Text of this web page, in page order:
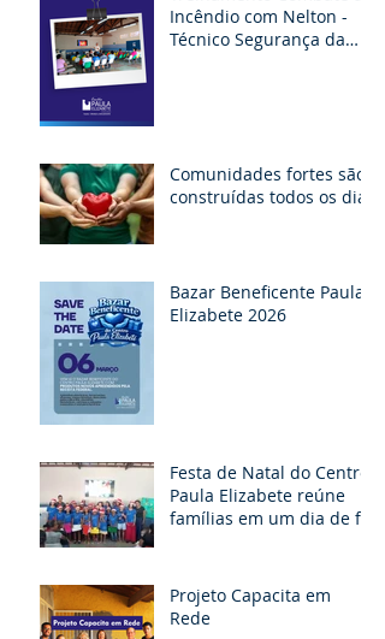
Incêndio com Nelton -
Técnico Segurança da
Comunidades fortes são
construídas todos os dias
Bazar Beneficente Paula
Elizabete 2026
Festa de Natal do Centro
Paula Elizabete reúne
famílias em um dia de fé,
Projeto Capacita em
Rede